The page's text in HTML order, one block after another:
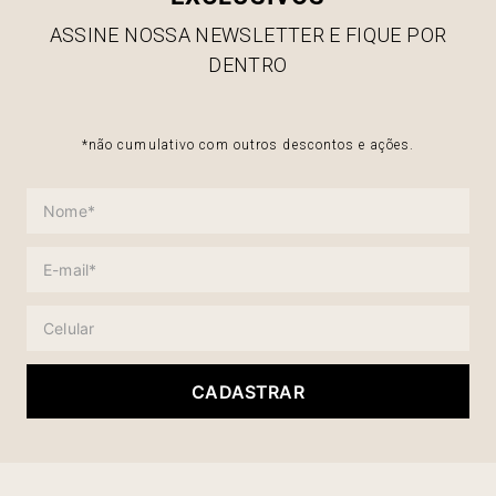
ASSINE NOSSA NEWSLETTER E FIQUE POR
DENTRO
*não cumulativo com outros descontos e ações.
CADASTRAR